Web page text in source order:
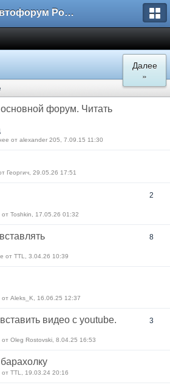
Автофорум Ростова-на-Дону
Далее
»
основной форум. Читать
от alexander 205, 7.09.15 11:30
Георгич, 29.05.26 17:51
2
Toshkin, 17.05.26 01:32
8
от TTL, 3.04.26 10:39
Aleks_K, 16.06.25 12:37
видео с youtube.
3
Oleg Rostovski, 8.04.25 16:53
TTL, 19.03.24 20:16